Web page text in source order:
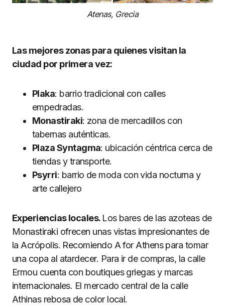
Atenas, Grecia
Las mejores zonas para quienes visitan la
ciudad por primera vez:
Plaka: barrio tradicional con calles
empedradas.
Monastiraki: zona de mercadillos con
tabernas auténticas.
Plaza Syntagma: ubicación céntrica cerca de
tiendas y transporte.
Psyrri: barrio de moda con vida nocturna y
arte callejero
Experiencias locales. Los bares de las azoteas de
Monastiraki ofrecen unas vistas impresionantes de
la Acrópolis. Recomiendo A for Athens para tomar
una copa al atardecer. Para ir de compras, la calle
Ermou cuenta con boutiques griegas y marcas
internacionales. El mercado central de la calle
Athinas rebosa de color local.